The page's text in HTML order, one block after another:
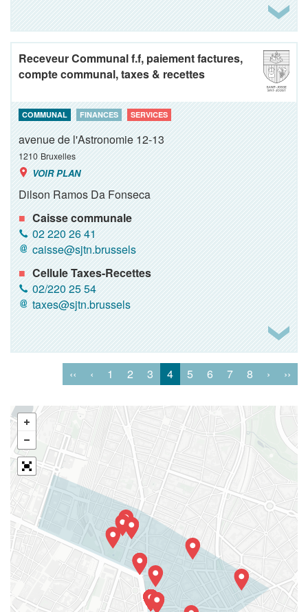
Receveur Communal f.f, paiement factures,
compte communal, taxes & recettes
COMMUNAL FINANCES SERVICES
avenue de l'Astronomie 12-13
1210 Bruxelles
VOIR PLAN
Dilson Ramos Da Fonseca
Caisse communale
02 220 26 41
caisse@sjtn.brussels
Cellule Taxes-Recettes
02/220 25 54
taxes@sjtn.brussels
‹‹ ‹ 1 2 3 4 5 6 7 8 › ››